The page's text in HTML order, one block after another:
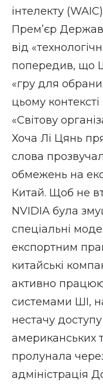
інтелекту
Прем’єр
від
попередив, що
«гру для
цьому
«Світову
Хоча Лі Цянь
слова
обмежень на
Китай. Щоб не
NVIDIA була
спеціальні
експортним
китайські
активно
системами ШІ,
нестачу
американських
пролунала
адміністрація